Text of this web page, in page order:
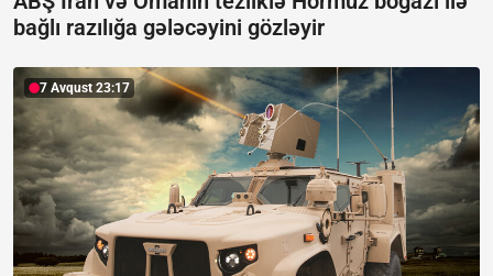
bağlı razılığa gələcəyini gözləyir
7 Avqust 23:17